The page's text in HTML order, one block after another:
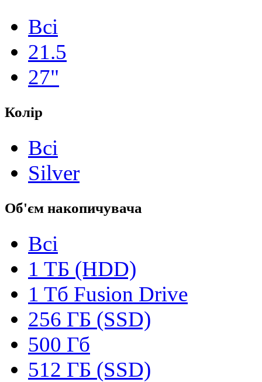
Всі
21.5
27"
Колір
Всі
Silver
Об'єм накопичувача
Всі
1 TБ (HDD)
1 Tб Fusion Drive
256 ГБ (SSD)
500 Гб
512 ГБ (SSD)